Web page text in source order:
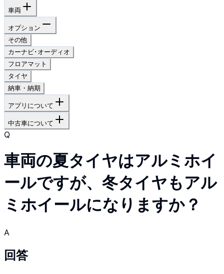
車両
オプション
その他
カーナビ･オーディオ
フロアマット
タイヤ
納車・納期
アプリについて
中古車について
Q
車両の夏タイヤはアルミホイ
ールですが、冬タイヤもアル
ミホイールになりますか？
A
回答